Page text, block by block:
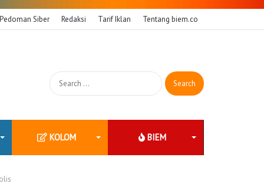
Pedoman Siber Redaksi Tarif Iklan Tentang biem.co
Search
for:
KOLOM BIEM